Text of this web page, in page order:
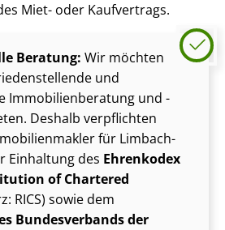
Miet- oder Kaufvertrags.
Beratung: Wir möchten
und
Im­mo­bi­li­en­be­ra­tung und -
Deshalb verpflichten
für Limbach-
Einhaltung des Ehrenkodex
of Chartered
RICS) sowie dem
Bundesverbands der